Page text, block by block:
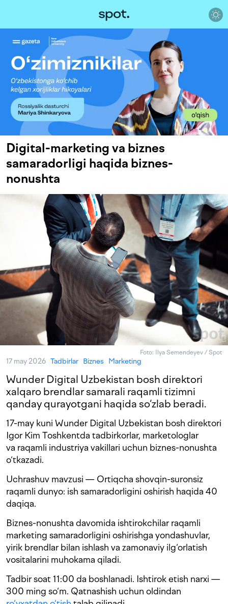
Digital-marketing va biznes
samaradorligi haqida biznes-
nonushta
Foto: Ilya Semendeyev / Spot
17 may 2026 Tadbirlar Biznes Marketing
Wunder Digital Uzbekistan bosh direktori
xalqaro brendlar samarali raqamli tizimni
qanday qurayotgani haqida so‘zlab beradi.
17-may kuni Wunder Digital Uzbekistan bosh direktori
Igor Kim Toshkentda tadbirkorlar, marketologlar
va raqamli industriya vakillari uchun biznes-nonushta
o‘tkazadi.
Uchrashuv mavzusi — Ortiqcha shovqin-suronsiz
raqamli dunyo: ish samaradorligini oshirish haqida 40
daqiqa.
Biznes-nonushta davomida ishtirokchilar raqamli
marketing samaradorligini oshirishga yondashuvlar,
yirik brendlar bilan ishlash va zamonaviy ilg‘orlatish
vositalarini muhokama qiladi.
Tadbir soat 11:00 da boshlanadi. Ishtirok etish narxi —
300 ming so‘m. Qatnashish uchun oldindan